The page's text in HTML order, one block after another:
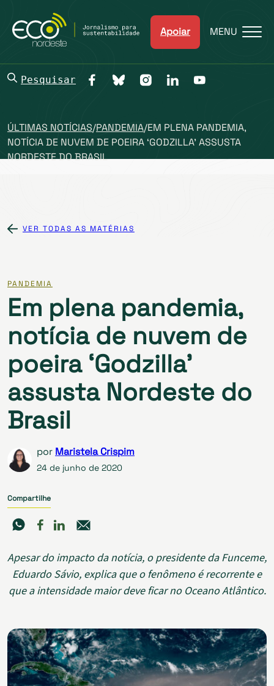
Apoiar MENU
Pesquisar
ÚLTIMAS NOTÍCIAS/PANDEMIA/EM PLENA PANDEMIA,
NOTÍCIA DE NUVEM DE POEIRA ‘GODZILLA’ ASSUSTA
NORDESTE DO BRASIL
VER TODAS AS MATÉRIAS
PANDEMIA
Em plena pandemia,
notícia de nuvem de
poeira ‘Godzilla’
assusta Nordeste do
Brasil
por Maristela Crispim
24 de junho de 2020
Compartilhe
Apesar do impacto da notícia, o presidente da Funceme,
Eduardo Sávio, explica que o fenômeno é recorrente e
que a intensidade maior deve ficar no Oceano Atlântico.